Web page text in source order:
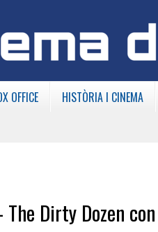
OFFICE HISTÒRIA I CINEMA
Dirty Dozen